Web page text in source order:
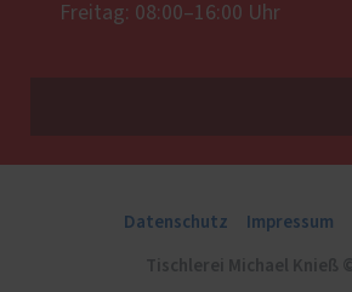
Freitag: 08:00–16:00 Uhr
Datenschutz Impressum